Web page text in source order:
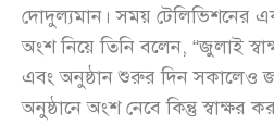
দোদুল্যমান। সময় টেলিভিশনের
অংশ নিয়ে তিনি বলেন, “জুলাই
এবং অনুষ্ঠান শুরুর দিন সকালেও
অনুষ্ঠানে অংশ নেবে কিন্তু স্বাক্ষর